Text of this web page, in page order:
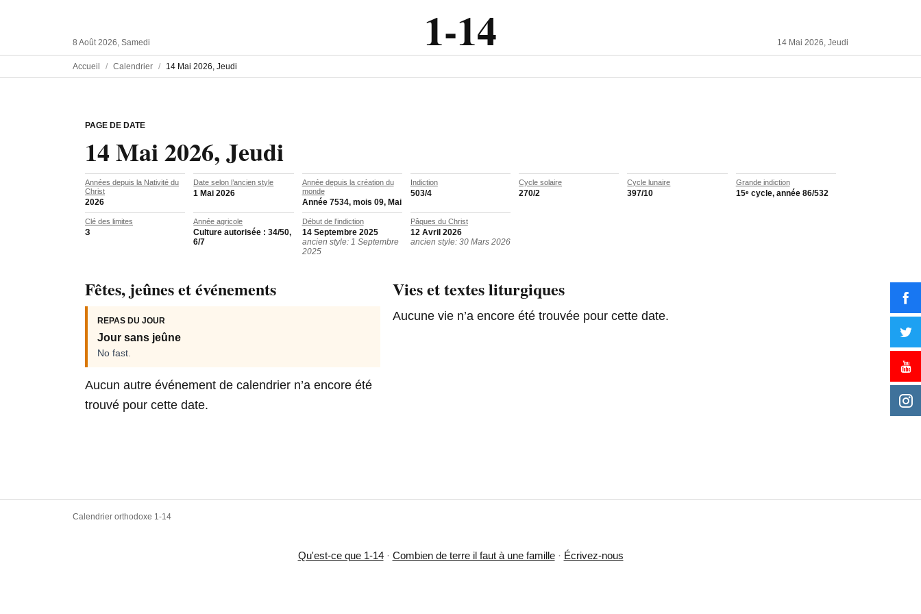
8 Août 2026, Samedi 1-14 14 Mai 2026, Jeudi
Accueil Calendrier 14 Mai 2026, Jeudi
PAGE DE DATE
14 Mai 2026, Jeudi
Années depuis la Nativité du
Christ
2026
Date selon l’ancien style
1 Mai 2026
Année depuis la création du
monde
Année 7534, mois 09, Mai
Indiction
503/4
Cycle solaire
270/2
Cycle lunaire
397/10
Grande indiction
15ᵉ cycle, année 86/532
Clé des limites
З
Année agricole
Culture autorisée : 34/50,
6/7
Début de l’indiction
14 Septembre 2025
ancien style: 1 Septembre
2025
Pâques du Christ
12 Avril 2026
ancien style: 30 Mars 2026
Fêtes, jeûnes et événements
REPAS DU JOUR
Jour sans jeûne
No fast.
Aucun autre événement de calendrier n’a encore été
trouvé pour cette date.
Vies et textes liturgiques
Aucune vie n’a encore été trouvée pour cette date.
Calendrier orthodoxe 1-14
Qu'est-ce que 1-14 · Combien de terre il faut à une famille · Écrivez-nous